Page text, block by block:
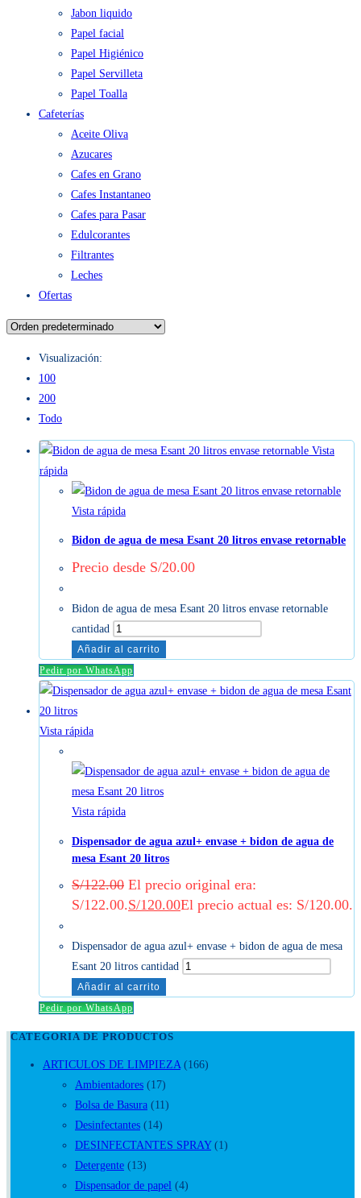
Jabon liquido
Papel facial
Papel Higiénico
Papel Servilleta
Papel Toalla
Cafeterías
Aceite Oliva
Azucares
Cafes en Grano
Cafes Instantaneo
Cafes para Pasar
Edulcorantes
Filtrantes
Leches
Ofertas
Visualización:
100
200
Todo
Vista
rápida
Vista rápida
Bidon de agua de mesa Esant 20 litros envase retornable
Precio desde S/20.00
Bidon de agua de mesa Esant 20 litros envase retornable
cantidad
Añadir al carrito
Pedir por WhatsApp
Vista rápida
Vista rápida
Dispensador de agua azul+ envase + bidon de agua de
mesa Esant 20 litros
S/122.00 El precio original era:
S/122.00.S/120.00El precio actual es: S/120.00.
Dispensador de agua azul+ envase + bidon de agua de mesa
Esant 20 litros cantidad
Añadir al carrito
Pedir por WhatsApp
CATEGORIA DE PRODUCTOS
ARTICULOS DE LIMPIEZA (166)
Ambientadores (17)
Bolsa de Basura (11)
Desinfectantes (14)
DESINFECTANTES SPRAY (1)
Detergente (13)
Dispensador de papel (4)